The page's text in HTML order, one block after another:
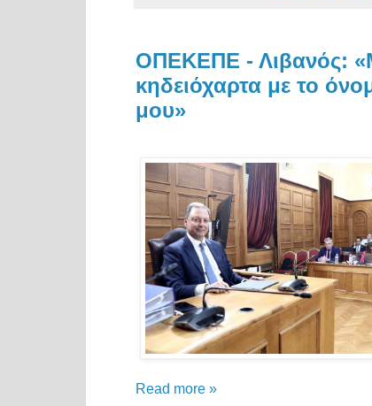
ΟΠΕΚΕΠΕ - Λιβανός:
κηδειόχαρτα με το
μου»
Read more »